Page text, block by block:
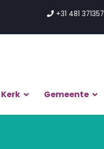
+31 481 371357
Kerk Gemeente